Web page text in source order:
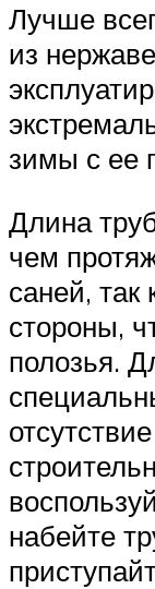
Лучше
из
зимы с ее
Длина
чем
саней, так
стороны,
полозья.
набейте